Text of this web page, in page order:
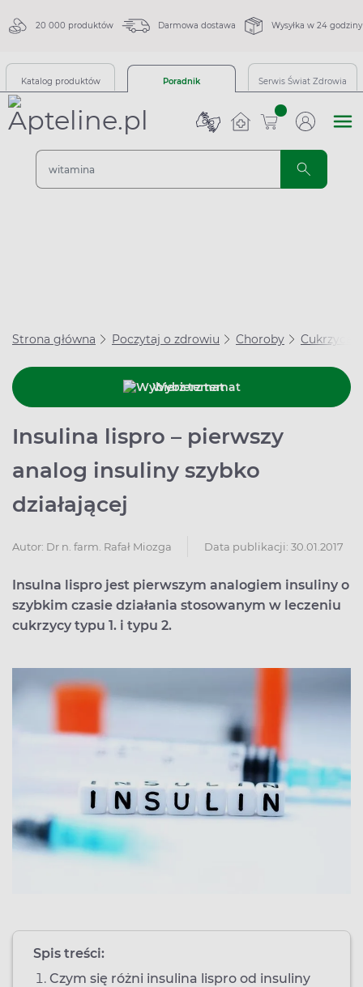
20 000 produktów Darmowa dostawa Wysyłka w 24 godziny
Katalog produktów Poradnik Serwis Świat Zdrowia
sztuk
Strona główna Poczytaj o zdrowiu Choroby Cukrzyca
Wybierz temat
Insulina lispro – pierwszy
analog insuliny szybko
działającej
Autor: Dr n. farm. Rafał Miozga Data publikacji: 30.01.2017
Insulna lispro jest pierwszym analogiem insuliny o
szybkim czasie działania stosowanym w leczeniu
cukrzycy typu 1. i typu 2.
Spis treści:
Czym się różni insulina lispro od insuliny